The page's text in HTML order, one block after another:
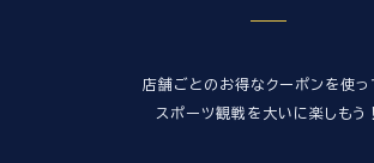
店舗ごとのお得なクーポンを使っ
スポーツ観戦を大いに楽しもう！